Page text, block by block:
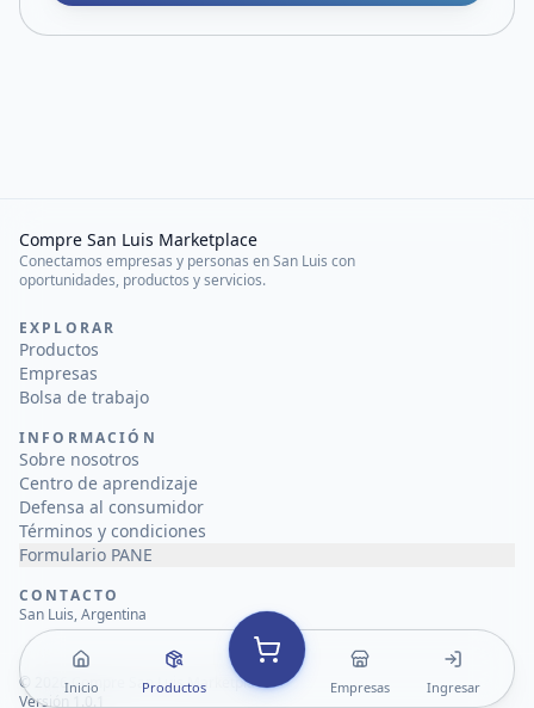
Inicio Productos Empresas Ingresar
Compre San Luis Marketplace
Conectamos empresas y personas en San Luis con
oportunidades, productos y servicios.
EXPLORAR
Productos
Empresas
Bolsa de trabajo
INFORMACIÓN
Sobre nosotros
Centro de aprendizaje
Defensa al consumidor
Términos y condiciones
Formulario PANE
CONTACTO
San Luis, Argentina
© 2026Compre San Luis Marketplace
Versión 1.0.1